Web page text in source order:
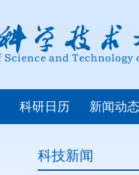
科研日历 新闻动态
科技新闻